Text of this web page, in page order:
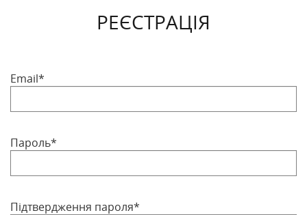
РЕЄСТРАЦІЯ
Email*
Пароль*
Підтвердження пароля*